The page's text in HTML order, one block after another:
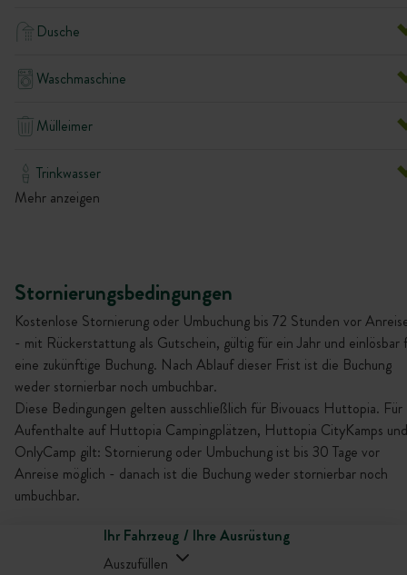
Dusche
Waschmaschine
Mülleimer
Trinkwasser
Mehr anzeigen
Stornierungsbedingungen
Kostenlose Stornierung oder Umbuchung bis 72 Stunden vor
- mit Rückerstattung als Gutschein, gültig für ein Jahr und einlösbar
eine zukünftige Buchung. Nach Ablauf dieser Frist ist die Buchung
weder stornierbar noch umbuchbar.
Diese Bedingungen gelten ausschließlich für Bivouacs Huttopia. Für
Aufenthalte auf Huttopia Campingplätzen, Huttopia CityKamps und
OnlyCamp gilt: Stornierung oder Umbuchung ist bis 30 Tage vor
Anreise möglich - danach ist die Buchung weder stornierbar noch
umbuchbar.
Ihr Fahrzeug / Ihre Ausrüstung
Auszufüllen